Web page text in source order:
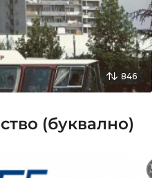
846
(буквално)